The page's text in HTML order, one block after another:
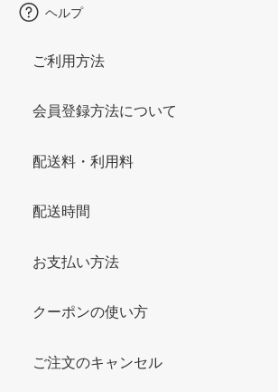
ヘルプ
ご利用方法
会員登録方法について
配送料・利用料
配送時間
お支払い方法
クーポンの使い方
ご注文のキャンセル